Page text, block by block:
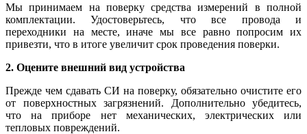
Мы принимаем на поверку средства измерений в полной
комплектации. Удостоверьтесь, что все провода и
переходники на месте, иначе мы все равно попросим их
привезти, что в итоге увеличит срок проведения поверки.
2. Оцените внешний вид устройства
Прежде чем сдавать СИ на поверку, обязательно очистите его
от поверхностных загрязнений. Дополнительно убедитесь,
что на приборе нет механических, электрических или
тепловых повреждений.